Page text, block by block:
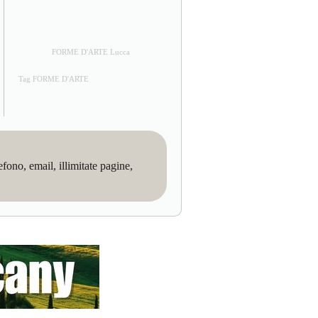
FORME D'ARTE Lucca
Tag FORME D'ARTE
email, illimitate pagine,